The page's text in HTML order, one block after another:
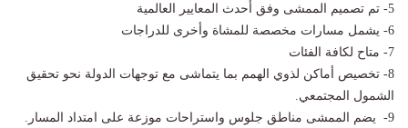
5- تم تصميم الممشى وفق أحدث المعايير العالمية
6- يشمل مسارات مخصصة للمشاة وأخرى للدراجات
7- متاح لكافة الفئات
8- تخصيص أماكن لذوي الهمم بما يتماشى مع توجهات الدولة نحو تحقيق
الشمول المجتمعي.
9- يضم الممشى مناطق جلوس واستراحات موزعة على امتداد المسار.